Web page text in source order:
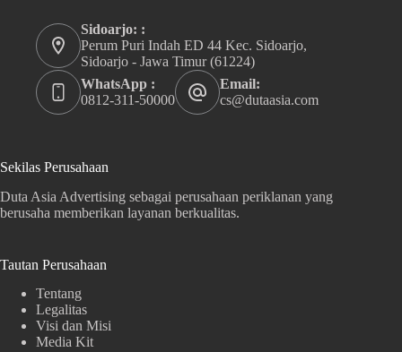
Sidoarjo: :
Perum Puri Indah ED 44 Kec. Sidoarjo,
Sidoarjo - Jawa Timur (61224)
WhatsApp :
0812-311-50000
Email:
cs@dutaasia.com
Sekilas Perusahaan
Duta Asia Advertising sebagai perusahaan periklanan yang
berusaha memberikan layanan berkualitas.
Tautan Perusahaan
Tentang
Legalitas
Visi dan Misi
Media Kit